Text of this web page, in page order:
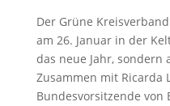
Der Grüne
am 26. Januar in der
das neue Jahr, sondern
Zusammen mit Ricarda
Bundesvorsitzende von